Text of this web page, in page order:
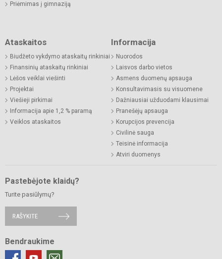
Priėmimas į gimnaziją
Ataskaitos
Biudžeto vykdymo ataskaitų rinkiniai
Finansinių ataskaitų rinkiniai
Lėšos veiklai viešinti
Projektai
Viešieji pirkimai
Informacija apie 1,2 % paramą
Veiklos ataskaitos
Informacija
Nuorodos
Laisvos darbo vietos
Asmens duomenų apsauga
Konsultavimasis su visuomene
Dažniausiai užduodami klausimai
Pranešėjų apsauga
Korupcijos prevencija
Civilinė sauga
Teisinė informacija
Atviri duomenys
Pastebėjote klaidų?
Turite pasiūlymų?
RAŠYKITE
Bendraukime